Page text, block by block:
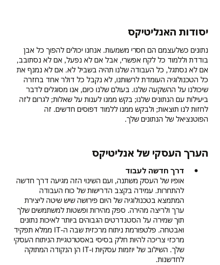
יסודות האנליטיקס
נתונים כשלעצמם הם חסרי משמעות. אנחנו יכולים להפוך כל אבן
בודדת וללמוד כל לקח אפשרי, אבל אם לא נפעל, אם לא נסתובב,
אם לא נסתגל, כל העבודה שלנו תהיה בשביל לא. אם לא נמנף את
כל הטכנולוגיה העומדת לרשותנו, לא נקבל כל דולר אחד בחזרה
שיכולנו על ההשקעה שלנו. בעולם שלנו כיום, אנו מסוגלים לדבר
ביעילות עם הנתונים שלנו; בקש ממנו לענות על שאלות; לגרום לזה
לחזות לנו תוצאות; ולבקש ממנו ללמוד דפוסים חדשים. זה
הפוטנציאל של הנתונים שלך.
הערך העסקי של אנליטיקס
דרך חדשה לעבוד
אופיו של העסק משתנה, ועם השינוי הזה מגיעה דרך חדשה
להתחרות. עמידה בקצב הדרישות של כוח העבודה
המתמצא בטכנולוגיה של היום פירושה שיש שיטה ליצירת
ערך ולריצה מהירה. ספק מהירות ופשטות למשתמשים שלך
תוך שמירה על הסטנדרטים הגבוהים ביותר לאיכות נתונים
ואבטחה. פלטפורמת ניתוח מרכזית שבה ה-IT ממלא תפקיד
מרכזי צריכה להיות חלק בסיסי באסטרטגיית הניתוח העסקי
שלך. השילוב של יוזמות עסקיות ו-IT הן הנקודה המתוקה
לחדשנות.